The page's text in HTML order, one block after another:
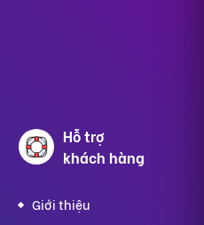
Hỗ trợ
khách hàng
Giới thiệu